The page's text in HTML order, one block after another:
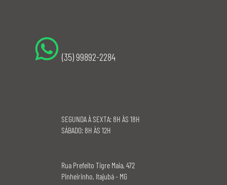
(35) 99892-2284
SEGUNDA À SEXTA: 8H ÀS 18H
​SÁBADO: 8H ÀS 12H
Rua Prefeito Tigre Maia, 472
Pinheirinho, Itajubá - MG